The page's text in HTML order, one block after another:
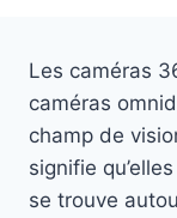
Les caméras
caméras
champ de
signifie
se trouve